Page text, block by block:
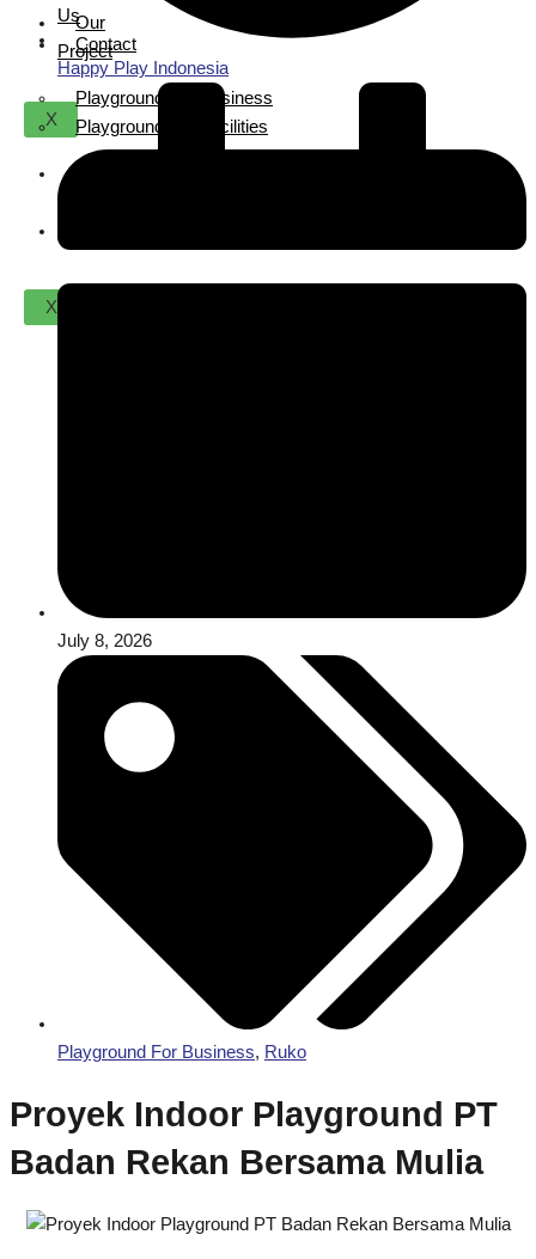
Us
Contact
X
Our
Project
Playground For Business
Playground For Facilities
Us
X
Happy Play Indonesia
July 8, 2026
Playground For Business, Ruko
Proyek Indoor Playground PT
Badan Rekan Bersama Mulia